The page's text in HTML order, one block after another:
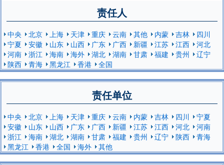
责任人
中央 北京 上海 天津 重庆 云南 其他 内蒙 吉林
四川
宁夏
安徽 山东 山西 广东 广西 新疆 江苏 江西
河北
河南
浙江 海南 海外 湖北 湖南 甘肃 福建 贵州
辽宁
陕西
青海 黑龙江 香港 全国
责任单位
中央 北京 上海 天津 重庆 云南 内蒙 吉林 四川
宁夏
安徽
山东 山西 广东 广西 新疆 江苏 江西 河北
河南
浙江
海南 湖北 湖南 甘肃 福建 贵州 辽宁 陕西
青海
黑龙江
香港 全国 海外 其他